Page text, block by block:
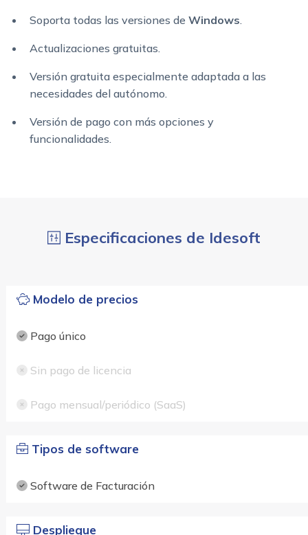
Soporta todas las versiones de Windows.
Actualizaciones gratuitas.
Versión gratuita especialmente adaptada a las
necesidades del autónomo.
Versión de pago con más opciones y
funcionalidades.
Especificaciones de Idesoft
Modelo de precios
Pago único
Sin pago de licencia
Pago mensual/periódico (SaaS)
Tipos de software
Software de Facturación
Despliegue